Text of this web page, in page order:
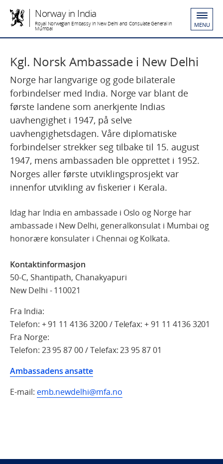
Norway in India
Royal Norwegian Embassy in New Delhi and Consulate General in
Mumbai MENU
Kgl. Norsk Ambassade i New Delhi
Norge har langvarige og gode bilaterale
forbindelser med India. Norge var blant de
første landene som anerkjente Indias
uavhengighet i 1947, på selve
uavhengighetsdagen. Våre diplomatiske
forbindelser strekker seg tilbake til 15. august
1947, mens ambassaden ble opprettet i 1952.
Norges aller første utviklingsprosjekt var
innenfor utvikling av fiskerier i Kerala.
Idag har India en ambassade i Oslo og Norge har
ambassade i New Delhi, generalkonsulat i Mumbai og
honorære konsulater i Chennai og Kolkata.
Kontaktinformasjon
50-C, Shantipath, Chanakyapuri
New Delhi - 110021
Fra India:
Telefon: + 91 11 4136 3200 / Telefax: + 91 11 4136 3201
Fra Norge:
Telefon: 23 95 87 00 / Telefax: 23 95 87 01
Ambassadens ansatte
E-mail: emb.newdelhi@mfa.no